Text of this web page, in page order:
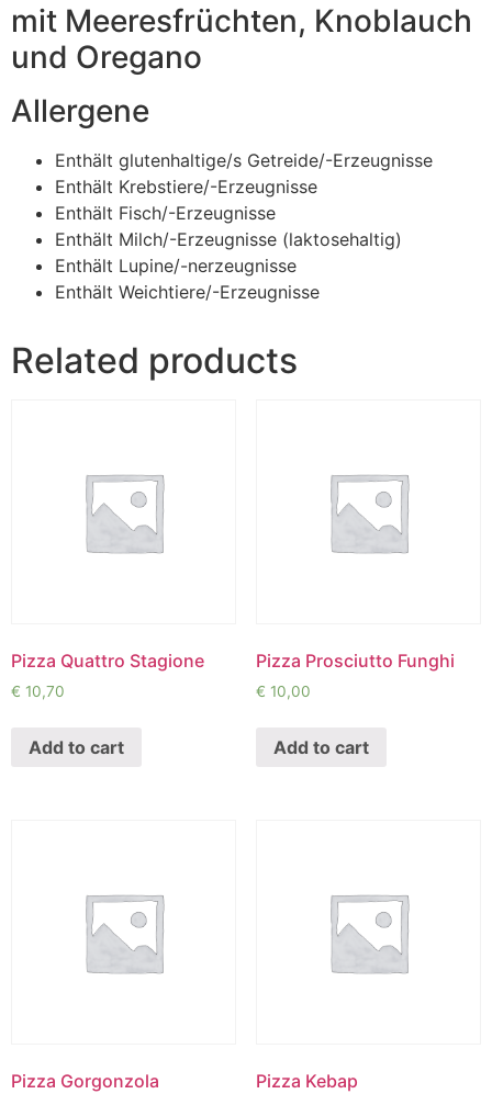
mit Meeresfrüchten, Knoblauch
und Oregano
Allergene
Enthält glutenhaltige/s Getreide/-Erzeugnisse
Enthält Krebstiere/-Erzeugnisse
Enthält Fisch/-Erzeugnisse
Enthält Milch/-Erzeugnisse (laktosehaltig)
Enthält Lupine/-nerzeugnisse
Enthält Weichtiere/-Erzeugnisse
Related products
Pizza Quattro Stagione
€ 10,70
Add to cart
Pizza Prosciutto Funghi
€ 10,00
Add to cart
Pizza Gorgonzola Pizza Kebap